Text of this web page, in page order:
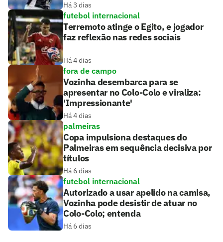
Há 3 dias
futebol internacional
Terremoto atinge o Egito, e jogador
faz reflexão nas redes sociais
Há 4 dias
fora de campo
Vozinha desembarca para se
apresentar no Colo-Colo e viraliza:
'Impressionante'
Há 4 dias
palmeiras
Copa impulsiona destaques do
Palmeiras em sequência decisiva por
títulos
Há 6 dias
futebol internacional
Autorizado a usar apelido na camisa,
Vozinha pode desistir de atuar no
Colo-Colo; entenda
Há 6 dias